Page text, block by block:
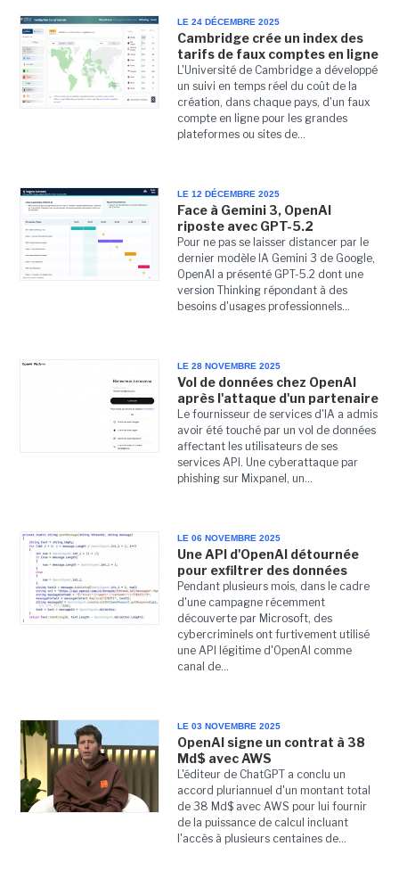
LE 24 DÉCEMBRE 2025
Cambridge crée un index des
tarifs de faux comptes en ligne
L'Université de Cambridge a développé
un suivi en temps réel du coût de la
création, dans chaque pays, d'un faux
compte en ligne pour les grandes
plateformes ou sites de...
LE 12 DÉCEMBRE 2025
Face à Gemini 3, OpenAI
riposte avec GPT-5.2
Pour ne pas se laisser distancer par le
dernier modèle IA Gemini 3 de Google,
OpenAI a présenté GPT-5.2 dont une
version Thinking répondant à des
besoins d'usages professionnels...
LE 28 NOVEMBRE 2025
Vol de données chez OpenAI
après l'attaque d'un partenaire
Le fournisseur de services d'IA a admis
avoir été touché par un vol de données
affectant les utilisateurs de ses
services API. Une cyberattaque par
phishing sur Mixpanel, un...
LE 06 NOVEMBRE 2025
Une API d'OpenAI détournée
pour exfiltrer des données
Pendant plusieurs mois, dans le cadre
d'une campagne récemment
découverte par Microsoft, des
cybercriminels ont furtivement utilisé
une API légitime d'OpenAI comme
canal de...
LE 03 NOVEMBRE 2025
OpenAI signe un contrat à 38
Md$ avec AWS
L'éditeur de ChatGPT a conclu un
accord pluriannuel d'un montant total
de 38 Md$ avec AWS pour lui fournir
de la puissance de calcul incluant
l'accès à plusieurs centaines de...